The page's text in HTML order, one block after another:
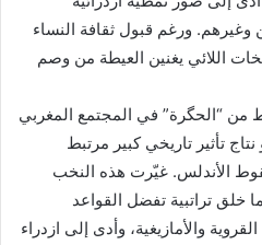
وغيرهم. ورغم قبول ثقافة النساء
اللائي يغنين العيطة من وصم
من “الحگرة” في المجتمع المغربي
تأثير تاريخي كبير مرتبط
الأندلس. غيّرت هذه النخب
خلق تراتبية تفضل القواعد
والأمازيغية، وأدى إلى ازدراء